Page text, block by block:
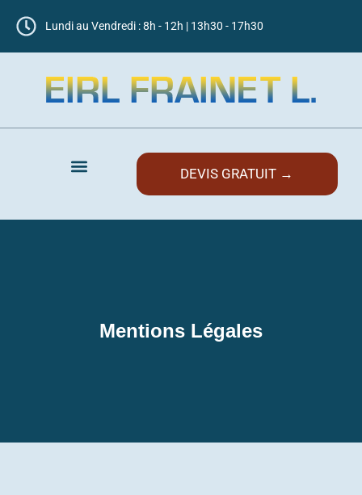
Lundi au Vendredi : 8h - 12h | 13h30 - 17h30
DEVIS GRATUIT →
Mentions Légales